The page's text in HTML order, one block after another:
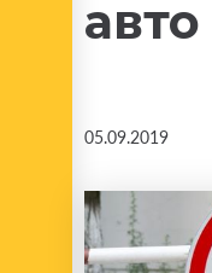
авто
05.09.2019